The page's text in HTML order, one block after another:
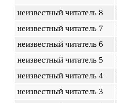
неизвестный читатель 8
неизвестный читатель 7
неизвестный читатель 6
неизвестный читатель 5
неизвестный читатель 4
неизвестный читатель 3